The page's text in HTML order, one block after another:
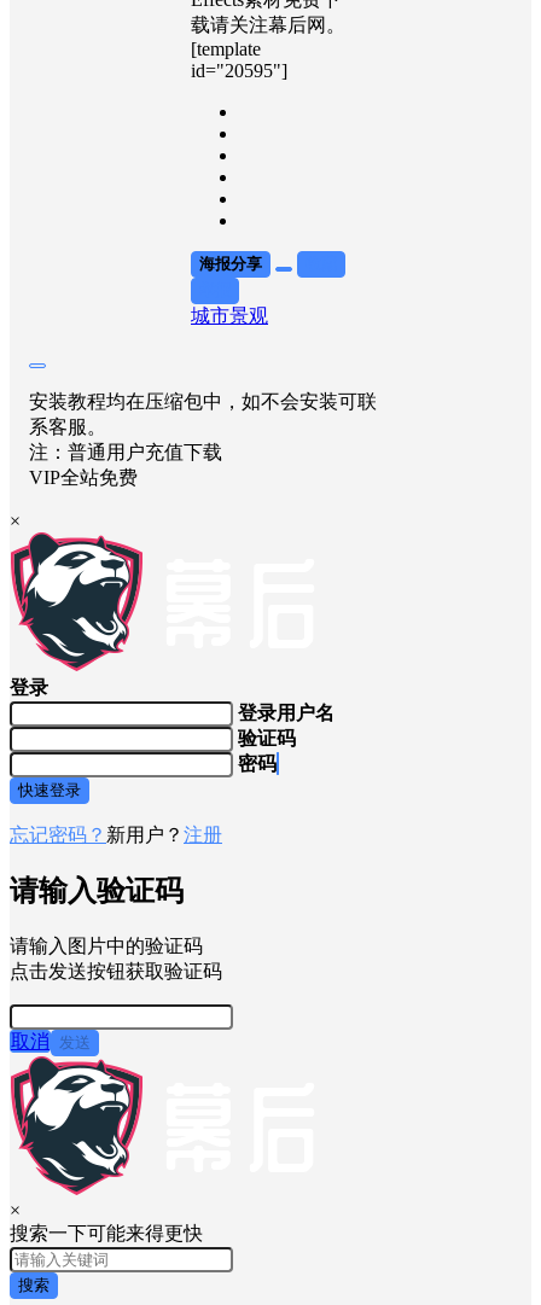
载请关注幕后网。
[template
id="20595"]
海报分享
城市景观
安装教程均在压缩包中，如不会安装可联
系客服。
注：普通用户充值下载
VIP全站免费
×
登录
登录用户名
验证码
密码
快速登录
忘记密码？ 新用户？ 注册
请输入验证码
请输入图片中的验证码
点击发送按钮获取验证码
取消 发送
×
搜索一下可能来得更快
搜索